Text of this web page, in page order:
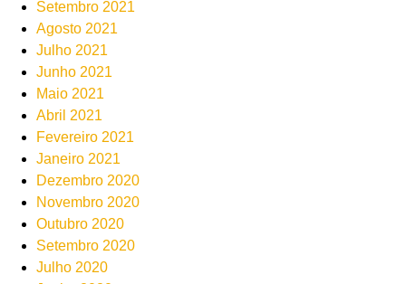
Setembro 2021
Agosto 2021
Julho 2021
Junho 2021
Maio 2021
Abril 2021
Fevereiro 2021
Janeiro 2021
Dezembro 2020
Novembro 2020
Outubro 2020
Setembro 2020
Julho 2020